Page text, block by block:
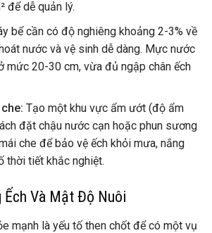
để dễ quản lý.
bể cần có độ nghiêng khoảng 2-3% về
nước và vệ sinh dễ dàng. Mực nước
mức 20-30 cm, vừa đủ ngập chân ếch
Tạo một khu vực ẩm ướt (độ ẩm
đặt chậu nước cạn hoặc phun sương
che để bảo vệ ếch khỏi mưa, nắng
thời tiết khắc nghiệt.
Ếch Và Mật Độ Nuôi
mạnh là yếu tố then chốt để có một vụ